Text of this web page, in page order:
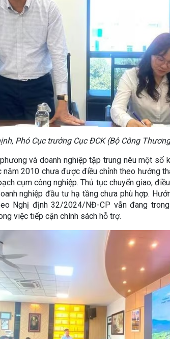
Phó Cục trưởng Cục ĐCK (Bộ Công
và doanh nghiệp tập trung nêu một số
2010 chưa được điều chỉnh theo hướng
cụm công nghiệp. Thủ tục chuyển giao,
nghiệp đầu tư hạ tầng chưa phù hợp.
Nghị định 32/2024/NĐ-CP vẫn đang
việc tiếp cận chính sách hỗ trợ.